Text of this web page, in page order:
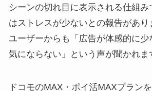
シーンの切れ目に表示される仕組み
はストレスが少ないとの報告があり
ユーザーからも「広告が体感的に少
気にならない」という声が聞かれま
ドコモのMAX・ポイ活MAXプラン